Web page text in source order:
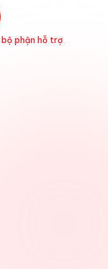
bộ phận hỗ trợ.